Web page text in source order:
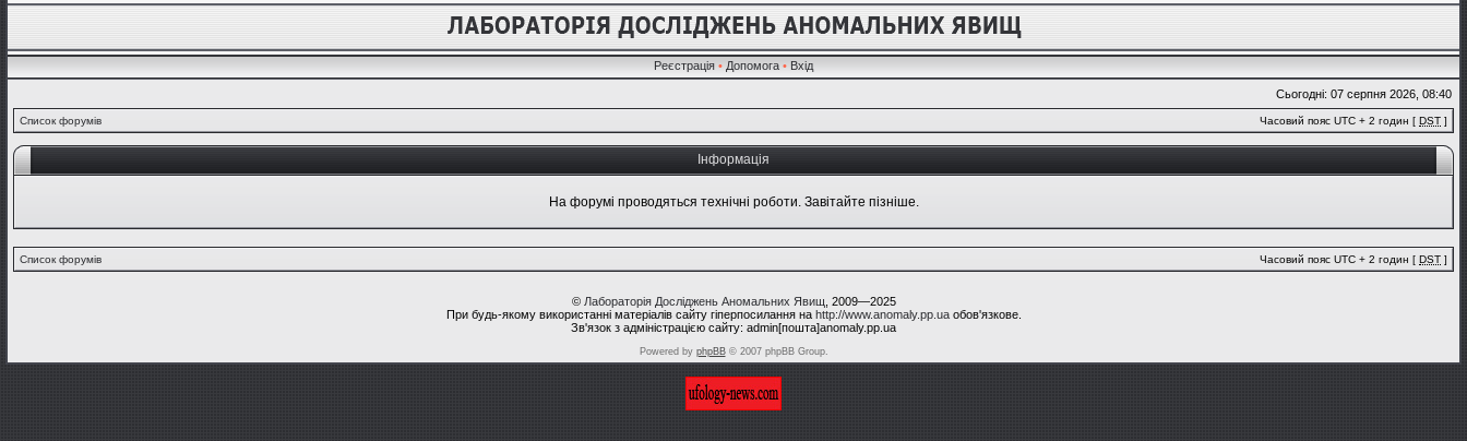
Реєстрація • Допомога • Вхід
Сьогодні: 07 серпня 2026, 08:40
Список форумів Часовий пояс UTC + 2 годин [ DST ]
Інформація
На форумі проводяться технічні роботи. Завітайте пізніше.
Список форумів Часовий пояс UTC + 2 годин [ DST ]
© Лабораторія Досліджень Аномальних Явищ , 2009—2025
При будь-якому використанні матеріалів сайту гіперпосилання на http://www.anomaly.pp.uaобов'язкове.
Зв'язок з адміністрацією сайту: admin[пошта]anomaly.pp.ua
Powered by phpBB© 2007 phpBB Group.